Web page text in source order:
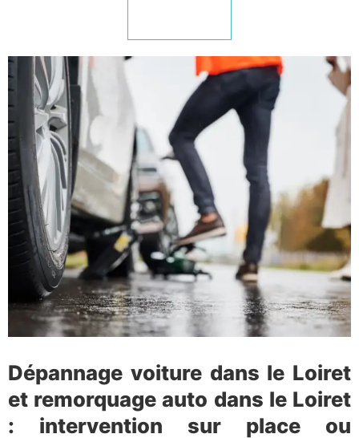
Dépannage voiture dans le Loiret
et remorquage auto dans le Loiret
: intervention sur place ou